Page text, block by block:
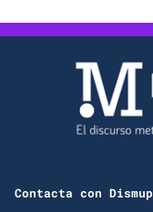
Contacta con